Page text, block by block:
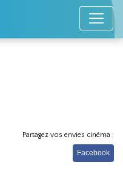
Partagez vos envies cinéma :
Facebook